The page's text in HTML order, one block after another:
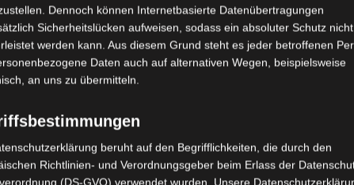
nun etwas erzählen darf.
Interesse an seiner Erzählung
Hmm-Lauten, Nicken und
Ende der Erzählung wird der/die
seine Bewertungen benennen
ähnlichen Geschichte aufwarten.
ist die, des Sich-Anvertrauens mit
Anteilnahme Muster erwarten. Die
Erzählte ebenfalls ungewöhnlich
Glauben schenken. Sie bringen ihr
Kommunikation
Dennoch können Internetbasierte Datenübertragungen
Sicherheitslücken aufweisen, sodass ein absoluter Schutz nicht
werden kann. Aus diesem Grund steht es jeder betroffenen
Daten auch auf alternativen Wegen, beispielsweise
an uns zu übermitteln.
beruht auf den Begrifflichkeiten, die durch den
Richtlinien- und Verordnungsgeber beim Erlass der
(DS-GVO) verwendet wurden. Unsere